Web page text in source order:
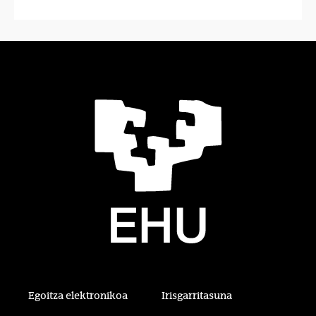
Egoitza elektronikoa Irisgarritasuna